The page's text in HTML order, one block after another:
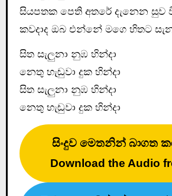
සියපතක පෙති අතරේ දැනෙන සුව
කවදාද ඔබ එන්නේ මගෙ හිතට
සිත සැලුනා නුඹ හින්දා
නෙතු හැඬුවා දුක හින්දා
සිත සැලුනා නුඹ හින්දා
නෙතු හැඬුවා දුක හින්දා
සිංදුව මෙතනින් බාගත
Download the Audio